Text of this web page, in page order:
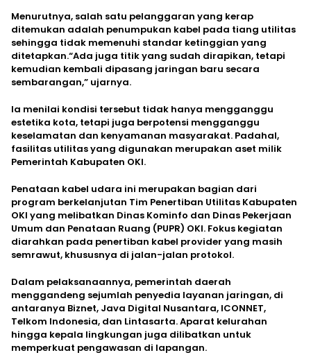
Menurutnya, salah satu pelanggaran yang kerap
ditemukan adalah penumpukan kabel pada tiang utilitas
sehingga tidak memenuhi standar ketinggian yang
ditetapkan.“Ada juga titik yang sudah dirapikan, tetapi
kemudian kembali dipasang jaringan baru secara
sembarangan,” ujarnya.
Ia menilai kondisi tersebut tidak hanya mengganggu
estetika kota, tetapi juga berpotensi mengganggu
keselamatan dan kenyamanan masyarakat. Padahal,
fasilitas utilitas yang digunakan merupakan aset milik
Pemerintah Kabupaten OKI.
Penataan kabel udara ini merupakan bagian dari
program berkelanjutan Tim Penertiban Utilitas Kabupaten
OKI yang melibatkan Dinas Kominfo dan Dinas Pekerjaan
Umum dan Penataan Ruang (PUPR) OKI. Fokus kegiatan
diarahkan pada penertiban kabel provider yang masih
semrawut, khususnya di jalan-jalan protokol.
Dalam pelaksanaannya, pemerintah daerah
menggandeng sejumlah penyedia layanan jaringan, di
antaranya Biznet, Java Digital Nusantara, ICONNET,
Telkom Indonesia, dan Lintasarta. Aparat kelurahan
hingga kepala lingkungan juga dilibatkan untuk
memperkuat pengawasan di lapangan.